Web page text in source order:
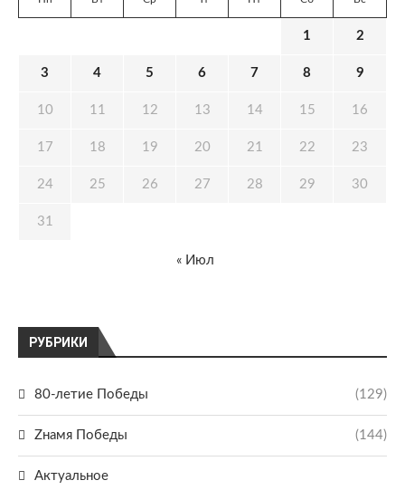
РУБРИКИ
80-летие Победы (129)
Zнамя Победы (144)
Актуальное
1 2
3 4 5 6 7 8 9
10 11 12 13 14 15 16
17 18 19 20 21 22 23
24 25 26 27 28 29 30
31
« Июл